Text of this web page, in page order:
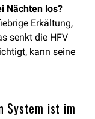
Nächten los?
Erkältung,
senkt die HFV
kann seine
System ist im